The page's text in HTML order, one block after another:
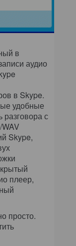
в
аудио
в Skype.
удобные
разговора с
Skype,
плеер,
просто.